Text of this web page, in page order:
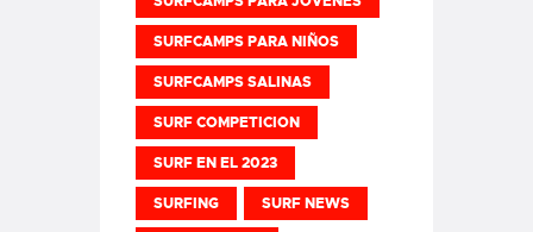
SURFCAMPS PARA NIÑOS
SURFCAMPS SALINAS
SURF COMPETICION
SURF EN EL 2023
SURFING SURF NEWS